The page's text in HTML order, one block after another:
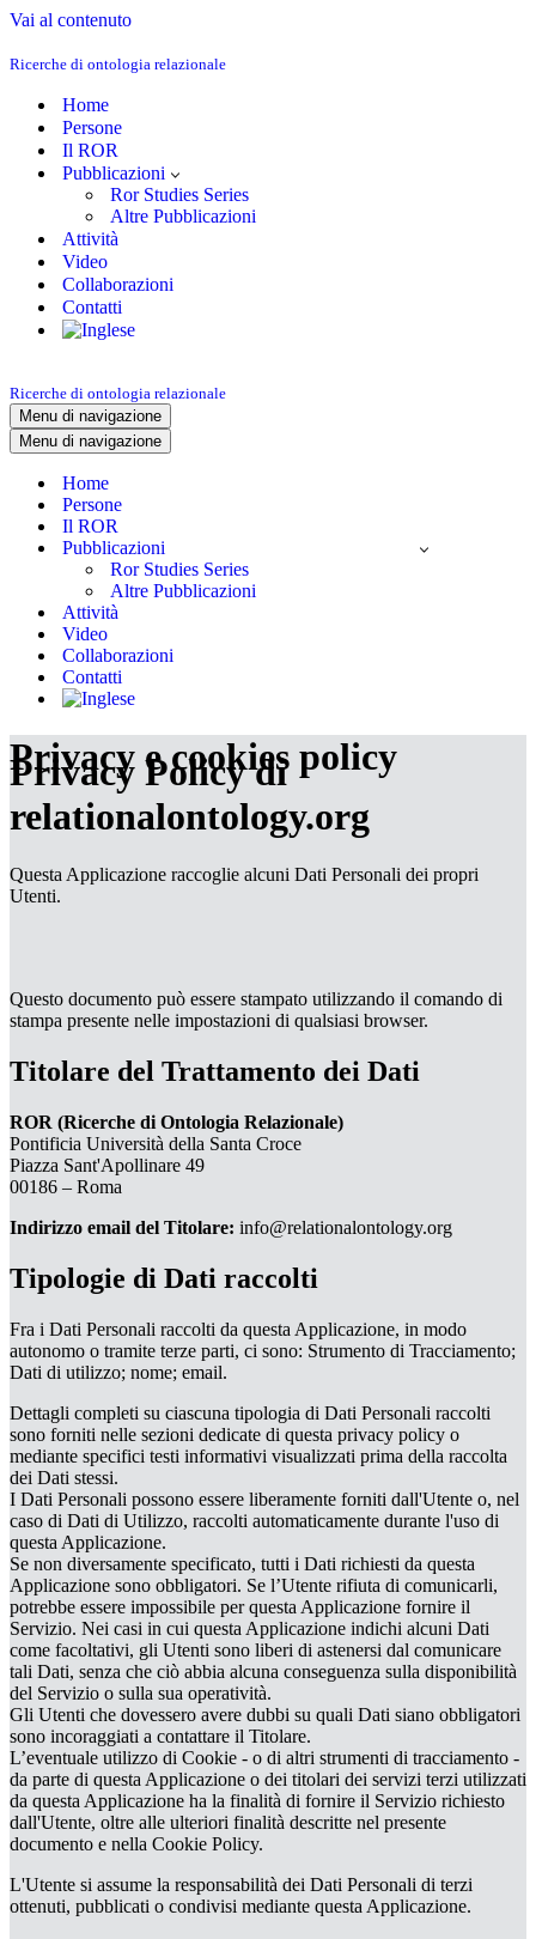
Vai al contenuto
Ricerche di ontologia relazionale
Home
Persone
Il ROR
Pubblicazioni
Ror Studies Series
Altre Pubblicazioni
Attività
Video
Collaborazioni
Contatti
Ricerche di ontologia relazionale
Menu di navigazione
Menu di navigazione
Home
Persone
Il ROR
Pubblicazioni
Ror Studies Series
Altre Pubblicazioni
Attività
Video
Collaborazioni
Contatti
Privacy e cookies policy
Privacy Policy di
relationalontology.org
Questa Applicazione raccoglie alcuni Dati Personali dei propri
Utenti.
Questo documento può essere stampato utilizzando il comando di
stampa presente nelle impostazioni di qualsiasi browser.
Titolare del Trattamento dei Dati
ROR (Ricerche di Ontologia Relazionale)
Pontificia Università della Santa Croce
Piazza Sant'Apollinare 49
00186 – Roma
Indirizzo email del Titolare: info@relationalontology.org
Tipologie di Dati raccolti
Fra i Dati Personali raccolti da questa Applicazione, in modo
autonomo o tramite terze parti, ci sono: Strumento di Tracciamento;
Dati di utilizzo; nome; email.
Dettagli completi su ciascuna tipologia di Dati Personali raccolti
sono forniti nelle sezioni dedicate di questa privacy policy o
mediante specifici testi informativi visualizzati prima della raccolta
dei Dati stessi.
I Dati Personali possono essere liberamente forniti dall'Utente o, nel
caso di Dati di Utilizzo, raccolti automaticamente durante l'uso di
questa Applicazione.
Se non diversamente specificato, tutti i Dati richiesti da questa
Applicazione sono obbligatori. Se l’Utente rifiuta di comunicarli,
potrebbe essere impossibile per questa Applicazione fornire il
Servizio. Nei casi in cui questa Applicazione indichi alcuni Dati
come facoltativi, gli Utenti sono liberi di astenersi dal comunicare
tali Dati, senza che ciò abbia alcuna conseguenza sulla disponibilità
del Servizio o sulla sua operatività.
Gli Utenti che dovessero avere dubbi su quali Dati siano obbligatori
sono incoraggiati a contattare il Titolare.
L’eventuale utilizzo di Cookie - o di altri strumenti di tracciamento -
da parte di questa Applicazione o dei titolari dei servizi terzi utilizzati
da questa Applicazione ha la finalità di fornire il Servizio richiesto
dall'Utente, oltre alle ulteriori finalità descritte nel presente
documento e nella Cookie Policy.
L'Utente si assume la responsabilità dei Dati Personali di terzi
ottenuti, pubblicati o condivisi mediante questa Applicazione.